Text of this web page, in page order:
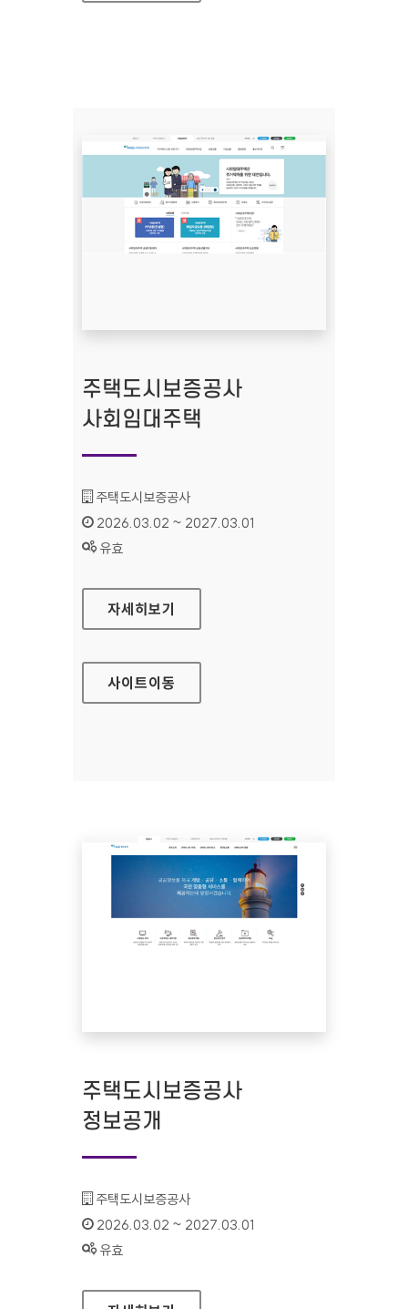
주택도시보증공사
사회임대주택
기관명 :
주택도시보증공사
인증기간 :
2026.03.02 ~ 2027.03.01
상태 :
유효
주택도시보증공사 사회임대주택
자세히보기
사이트이동
주택도시보증공사
정보공개
기관명 :
주택도시보증공사
인증기간 :
2026.03.02 ~ 2027.03.01
상태 :
유효